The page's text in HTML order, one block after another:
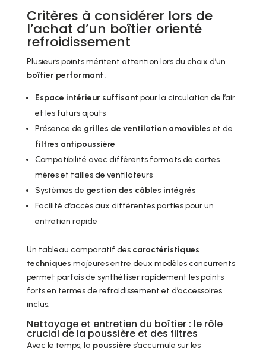
Critères à considérer lors de
l’achat d’un boîtier orienté
refroidissement
Plusieurs points méritent attention lors du choix d’un
boîtier performant :
Espace intérieur suffisant pour la circulation de l’air
et les futurs ajouts
Présence de grilles de ventilation amovibles et de
filtres antipoussière
Compatibilité avec différents formats de cartes
mères et tailles de ventilateurs
Systèmes de gestion des câbles intégrés
Facilité d’accès aux différentes parties pour un
entretien rapide
Un tableau comparatif des caractéristiques
techniques majeures entre deux modèles concurrents
permet parfois de synthétiser rapidement les points
forts en termes de refroidissement et d’accessoires
inclus.
Nettoyage et entretien du boîtier : le rôle
crucial de la poussière et des filtres
Avec le temps, la poussière s’accumule sur les